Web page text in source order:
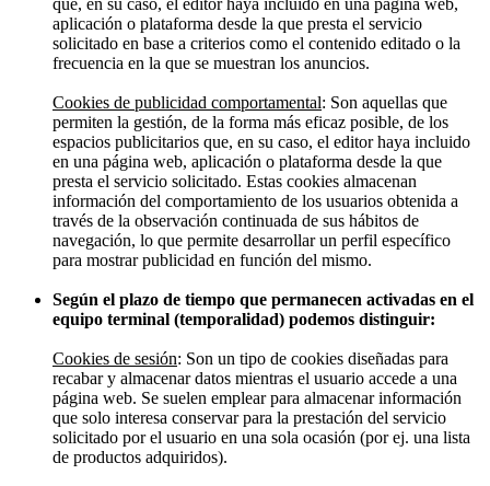
que, en su caso, el editor haya incluido en una página web,
aplicación o plataforma desde la que presta el servicio
solicitado en base a criterios como el contenido editado o la
frecuencia en la que se muestran los anuncios.
Cookies de publicidad comportamental: Son aquellas que
permiten la gestión, de la forma más eficaz posible, de los
espacios publicitarios que, en su caso, el editor haya incluido
en una página web, aplicación o plataforma desde la que
presta el servicio solicitado. Estas cookies almacenan
información del comportamiento de los usuarios obtenida a
través de la observación continuada de sus hábitos de
navegación, lo que permite desarrollar un perfil específico
para mostrar publicidad en función del mismo.
Según el plazo de tiempo que permanecen activadas en el
equipo terminal (temporalidad) podemos distinguir:
Cookies de sesión: Son un tipo de cookies diseñadas para
recabar y almacenar datos mientras el usuario accede a una
página web. Se suelen emplear para almacenar información
que solo interesa conservar para la prestación del servicio
solicitado por el usuario en una sola ocasión (por ej. una lista
de productos adquiridos).